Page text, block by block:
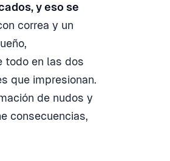
y eso se
correa y un
todo en las dos
que impresionan.
de nudos y
consecuencias,